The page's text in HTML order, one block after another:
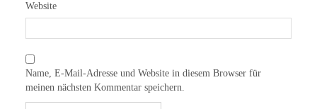
Website
Name, E-Mail-Adresse und Website in diesem Browser für
meinen nächsten Kommentar speichern.